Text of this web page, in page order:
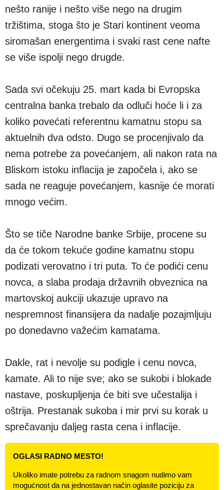
nešto ranije i nešto više nego na drugim
tržištima, stoga što je Stari kontinent veoma
siromašan energentima i svaki rast cene nafte
se više ispolji nego drugde.
Sada svi očekuju 25. mart kada bi Evropska
centralna banka trebalo da odluči hoće li i za
koliko povećati referentnu kamatnu stopu sa
aktuelnih dva odsto. Dugo se procenjivalo da
nema potrebe za povećanjem, ali nakon rata na
Bliskom istoku inflacija je započela i, ako se
sada ne reaguje povećanjem, kasnije će morati
mnogo većim.
Što se tiče Narodne banke Srbije, procene su
da će tokom tekuće godine kamatnu stopu
podizati verovatno i tri puta. To će podići cenu
novca, a slaba prodaja državnih obveznica na
martovskoj aukciji ukazuje upravo na
nespremnost finansijera da nadalje pozajmljuju
po donedavno važećim kamatama.
Dakle, rat i nevolje su podigle i cenu novca,
kamate. Ali to nije sve; ako se sukobi i blokade
nastave, poskupljenja će biti sve učestalija i
oštrija. Prestanak sukoba i mir prvi su korak u
sprečavanju daljeg rasta cena i inflacije.
OGLASI RADNO MESTO!
Ukoliko imate potrebu za radnom snagom nudimo vam
mogućnost da na jednostavan način oglasite poziciju za